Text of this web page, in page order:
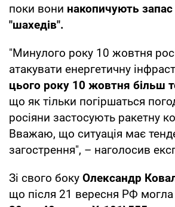
поки вони накопичують запас
"шахедів".
"Минулого року 10 жовтня
атакувати енергетичну
цього року 10 жовтня більш
що як тільки погіршаться
росіяни застосують ракетну
Вважаю, що ситуація має
загострення", – наголосив
Зі свого боку Олександр
що після 21 вересня РФ